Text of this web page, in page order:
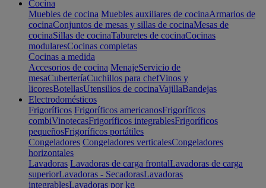
Cocina
Muebles de cocina Muebles auxiliares de cocinaArmarios de
cocinaConjuntos de mesas y sillas de cocinaMesas de
cocinaSillas de cocinaTaburetes de cocinaCocinas
modularesCocinas completas
Cocinas a medida
Accesorios de cocina MenajeServicio de
mesaCuberteríaCuchillos para chefVinos y
licoresBotellasUtensilios de cocinaVajillaBandejas
Electrodomésticos
Frigoríficos Frigoríficos americanosFrigoríficos
combiVinotecasFrigoríficos integrablesFrigoríficos
pequeñosFrigoríficos portátiles
Congeladores Congeladores verticalesCongeladores
horizontales
Lavadoras Lavadoras de carga frontalLavadoras de carga
superiorLavadoras - SecadorasLavadoras
integrablesLavadoras por kg